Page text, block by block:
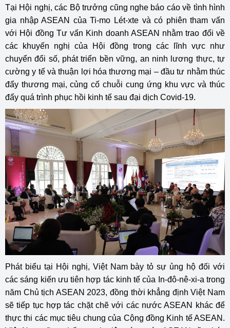
Tại Hội nghị, các Bộ trưởng cũng nghe báo cáo về tình hình
gia nhập ASEAN của Ti-mo Lét-xte và có phiên tham vấn
với Hội đồng Tư vấn Kinh doanh ASEAN nhằm trao đổi về
các khuyến nghị của Hội đồng trong các lĩnh vực như
chuyển đổi số, phát triển bền vững, an ninh lương thực, tự
cường y tế và thuận lợi hóa thương mại – đầu tư nhằm thúc
đẩy thương mại, củng cố chuỗi cung ứng khu vực và thúc
đẩy quá trình phục hồi kinh tế sau đại dịch Covid-19.
Phát biểu tại Hội nghị, Việt Nam bày tỏ sự ủng hộ đối với
các sáng kiến ưu tiên hợp tác kinh tế của In-đô-nê-xi-a trong
năm Chủ tịch ASEAN 2023, đồng thời khẳng định Việt Nam
sẽ tiếp tục hợp tác chặt chẽ với các nước ASEAN khác để
thực thi các mục tiêu chung của Cộng đồng Kinh tế ASEAN.